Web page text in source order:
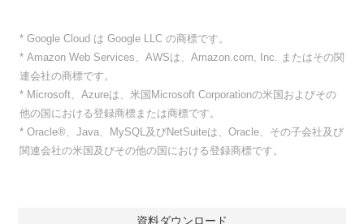
* Google Cloud は Google LLC の商標です。
* Amazon Web Services、AWSは、Amazon.com, Inc. またはその関
連会社の商標です。
* Microsoft、Azureは、米国Microsoft Corporationの米国およびその
他の国における登録商標または商標です。
* Oracle®、Java、MySQL及びNetSuiteは、Oracle、その子会社及び
関連会社の米国及びその他の国における登録商標です。